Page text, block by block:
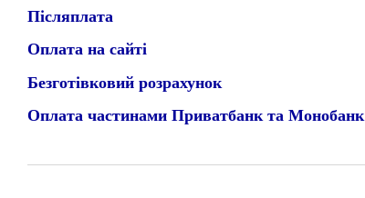
Післяплата
Оплата на сайті
Безготівковий розрахунок
Оплата частинами Приватбанк та Монобанк